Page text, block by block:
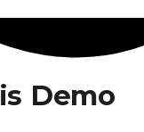
Demo